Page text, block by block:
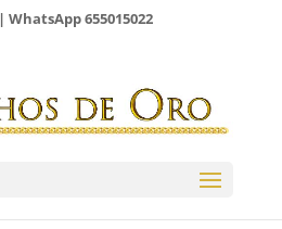
| WhatsApp655015022